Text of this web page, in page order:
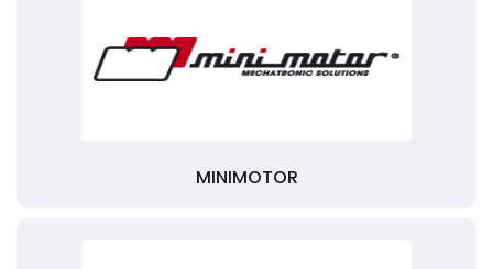
MINIMOTOR